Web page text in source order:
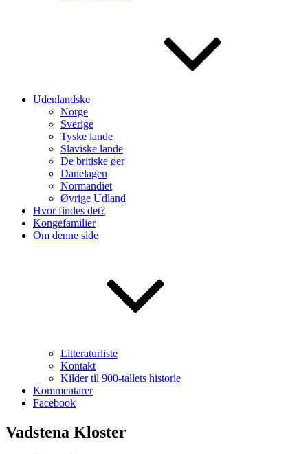
Udenlandske
Norge
Sverige
Tyske lande
Slaviske lande
De britiske øer
Danelagen
Normandiet
Øvrige Udland
Hvor findes det?
Kongefamilier
Om denne side
Litteraturliste
Kontakt
Kilder til 900-tallets historie
Kommentarer
Facebook
Vadstena Kloster